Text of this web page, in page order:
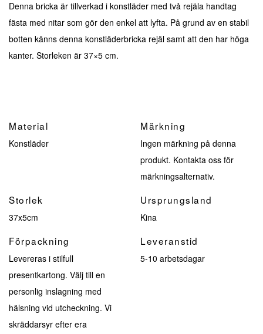
Denna bricka är tillverkad i konstläder med två rejäla handtag
fästa med nitar som gör den enkel att lyfta. På grund av en stabil
botten känns denna konstläderbricka rejäl samt att den har höga
kanter. Storleken är 37×5 cm.
Material
Konstläder
Märkning
Ingen märkning på denna
produkt. Kontakta oss för
märkningsalternativ.
Storlek
37x5cm
Ursprungsland
Kina
Förpackning
Levereras i stilfull
presentkartong. Välj till en
personlig inslagning med
hälsning vid utcheckning. Vi
skräddarsyr efter era
Leveranstid
5-10 arbetsdagar